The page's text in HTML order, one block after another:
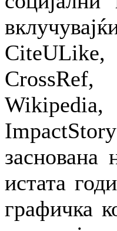
заснована
истата
графичка